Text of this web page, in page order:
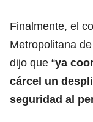
Finalmente, el
Metropolitana
dijo que “ya
cárcel un
seguridad al